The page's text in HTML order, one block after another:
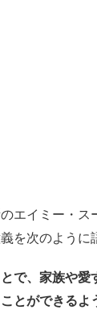
エイミー・
を次のように
で、家族や愛
とができるよ